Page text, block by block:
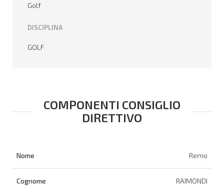
Golf
DISCIPLINA
GOLF
COMPONENTI CONSIGLIO
DIRETTIVO
NOME Remo
RAIMONDI